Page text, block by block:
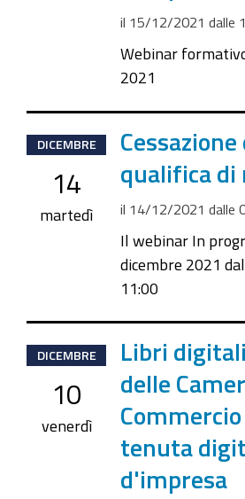
il 15/12/2021 dalle
Webinar
2021
2021-
12-
14T09:30:00+01:00
2021-
14T11:00:00+01:00
DICEMBRE
14
martedì
Cessazione
qualifica
il 14/12/2021 dalle
Il webinar In
dicembre 2021
11:00
2021-
12-
10T15:00:00+01:00
2021-
10T16:30:00+01:00
DICEMBRE
10
venerdì
Libri
delle
tenuta
d'impresa